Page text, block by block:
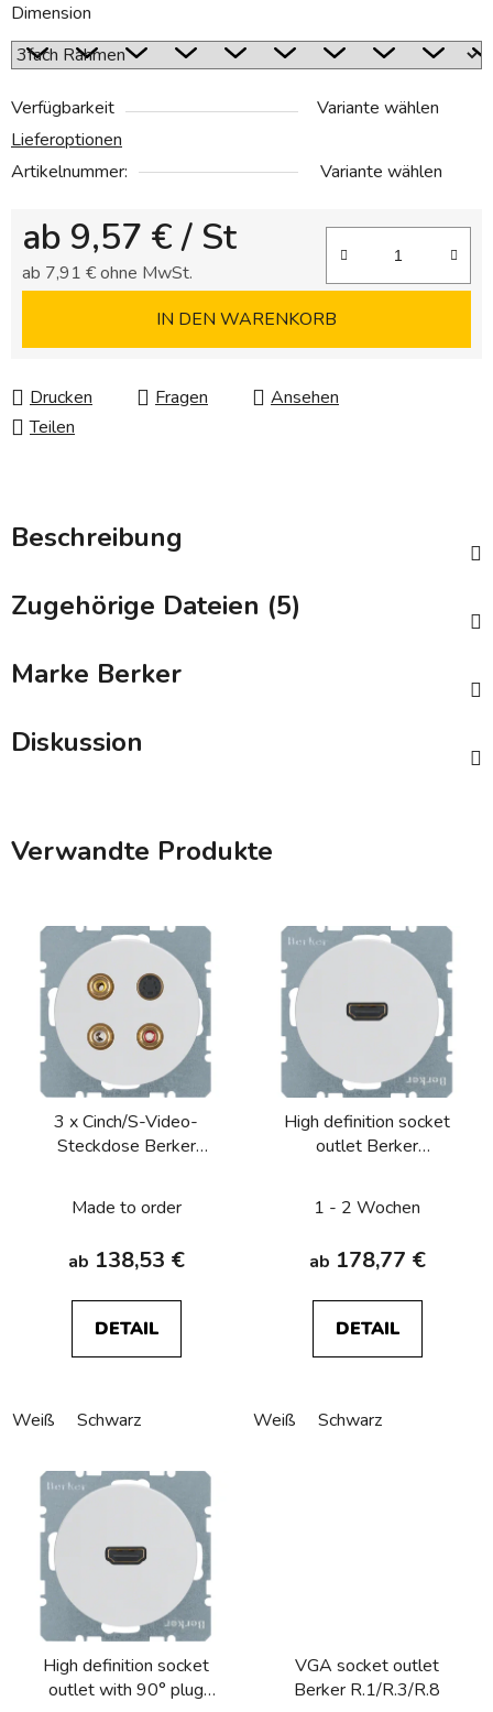
Dimension
Verfügbarkeit
Variante wählen
Lieferoptionen
Artikelnummer:
Variante wählen
ab 9,57 € / St
ab 7,91 €ohne MwSt.
IN DEN WARENKORB
Drucken Fragen
Ansehen
Teilen
Beschreibung
Zugehörige Dateien (5)
Marke Berker
Diskussion
Verwandte Produkte
3 x Cinch/S-Video-
Steckdose Berker
Made to order
ab 138,53 €
DETAIL
Weiß Schwarz
High definition socket
outlet Berker
1 - 2 Wochen
ab 178,77 €
DETAIL
Weiß Schwarz
High definition socket
outlet with 90° plug
VGA socket outlet
Berker R.1/R.3/R.8